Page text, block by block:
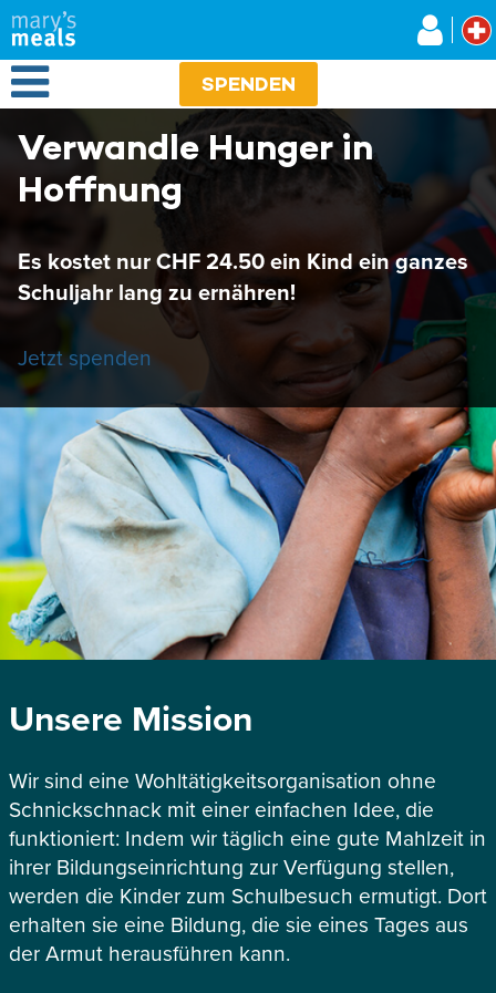
Direkt
zum
Inhalt
Open Menu SPENDEN
Verwandle Hunger in
Hoffnung
Es kostet nur CHF 24.50 ein Kind ein ganzes
Schuljahr lang zu ernähren!
Jetzt spenden
Unsere Mission
Wir sind eine Wohltätigkeitsorganisation ohne
Schnickschnack mit einer einfachen Idee, die
funktioniert: Indem wir täglich eine gute Mahlzeit in
ihrer Bildungseinrichtung zur Verfügung stellen,
werden die Kinder zum Schulbesuch ermutigt. Dort
erhalten sie eine Bildung, die sie eines Tages aus
der Armut herausführen kann.